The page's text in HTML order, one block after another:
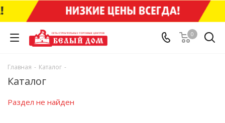
0
Главная - Каталог -
Каталог
Раздел не найден